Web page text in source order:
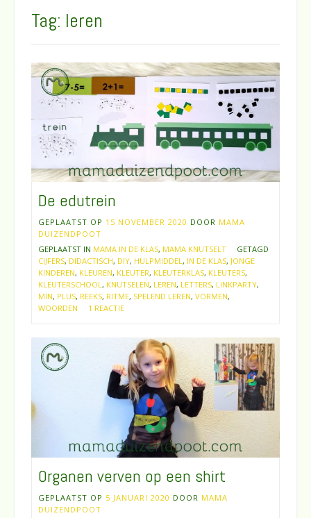
Tag: leren
De edutrein
GEPLAATST OP 15 NOVEMBER 2020 DOOR MAMA
DUIZENDPOOT
GEPLAATST IN MAMA IN DE KLAS, MAMA KNUTSELT
GETAGD
CIJFERS, DIDACTISCH, DIY, HULPMIDDEL, IN DE KLAS, JONGE
KINDEREN, KLEUREN, KLEUTER, KLEUTERKLAS, KLEUTERS,
KLEUTERSCHOOL, KNUTSELEN, LEREN, LETTERS, LINKPARTY,
MIN, PLUS, REEKS, RITME, SPELEND LEREN, VORMEN,
WOORDEN
1 REACTIE
Organen verven op een shirt
GEPLAATST OP 5 JANUARI 2020 DOOR MAMA
DUIZENDPOOT